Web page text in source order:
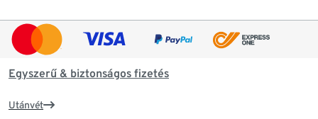
Egyszerű & biztonságos fizetés
Utánvét